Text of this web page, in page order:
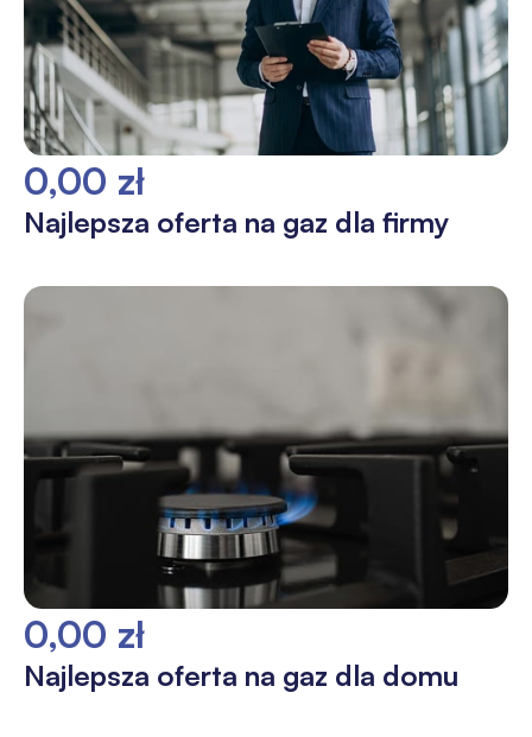
0,00 zł
Najlepsza oferta na gaz dla firmy
0,00 zł
Najlepsza oferta na gaz dla domu